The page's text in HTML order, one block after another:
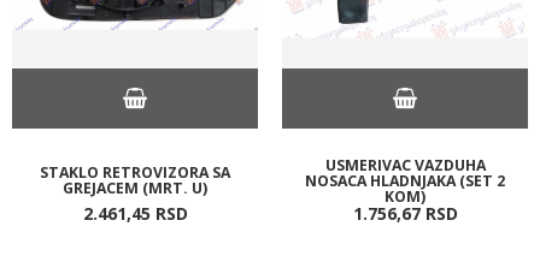
STAKLO RETROVIZORA SA
GREJACEM (MRT. U)
2.461,45 RSD
USMERIVAC VAZDUHA
NOSACA HLADNJAKA (SET 2
KOM)
1.756,67 RSD